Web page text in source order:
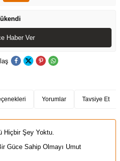
Haber Ver
Yorumlar Tavsiye Et
Hiçbir Şey Yoktu.
Güce Sahip Olmayı Umut